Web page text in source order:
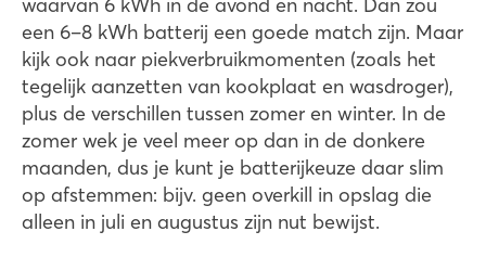
een 6–8 kWh batterij een goede match zijn. Maar
kijk ook naar piekverbruikmomenten (zoals het
tegelijk aanzetten van kookplaat en wasdroger),
plus de verschillen tussen zomer en winter. In de
zomer wek je veel meer op dan in de donkere
maanden, dus je kunt je batterijkeuze daar slim
op afstemmen: bijv. geen overkill in opslag die
alleen in juli en augustus zijn nut bewijst.